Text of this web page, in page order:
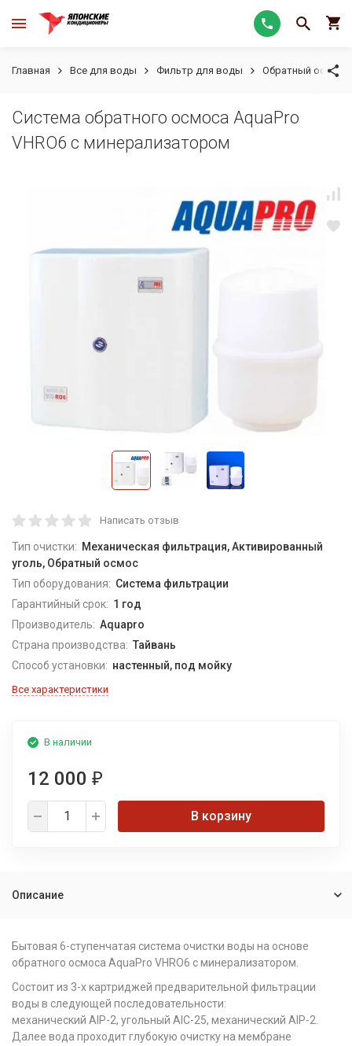
Главная Все для воды Фильтр для воды Обратный осмос
Система обратного осмоса AquaPro
VHRO6 c минерализатором
Написать отзыв
Тип очистки: Механическая фильтрация, Активированный
уголь, Обратный осмос
Тип оборудования: Система фильтрации
Гарантийный срок: 1 год
Производитель: Aquapro
Страна производства: Тайвань
Способ установки: настенный, под мойку
Все характеристики
В наличии
12 000 ₽
В корзину
Описание
Бытовая 6-ступенчатая система очистки воды на основе
обратного осмоса AquaPro VHRO6 с минерализатором.
Состоит из 3-х картриджей предварительной фильтрации
воды в следующей последовательности:
механический AIP-2, угольный AIC-25, механический AIP-2.
Далее вода проходит глубокую очистку на мембране